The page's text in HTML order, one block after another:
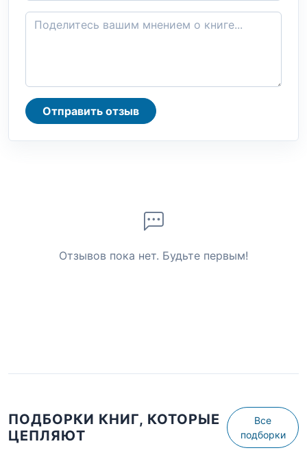
Отправить отзыв
Отзывов пока нет. Будьте первым!
ПОДБОРКИ КНИГ, КОТОРЫЕ
ЦЕПЛЯЮТ
Все
подборки